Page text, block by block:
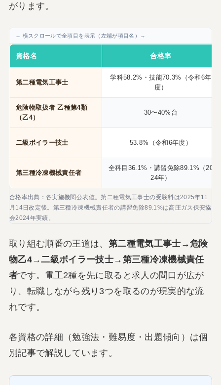
がります。
資格名 合格率
第二種電気工事士
学科58.2%・技能70.3%（令和6年
度）
危険物取扱者 乙種第4類
（乙4）
30〜40%台
二級ボイラー技士 53.8%（令和6年度）
第三種冷凍機械責任者
全科目36.1%・講習免除89.1%（20
24年）
合格率出典：各実施機関公表値。第二種電気工事士の受験料は2025年11
月14日改定後。第三種冷凍機械責任者の講習免除89.1%は高圧ガス保安協
会2024年実績。
取り組む順番の王道は、 第二種電気工事士→危険
物乙4→二級ボイラー技士→第三種冷凍機械責任
者です。電工2種を先に取ると求人の間口が広が
り、転職しながら残り3つを取るのが現実的な流
れです。
各資格の詳細（勉強法・難易度・出題傾向）は個
別記事で解説しています。